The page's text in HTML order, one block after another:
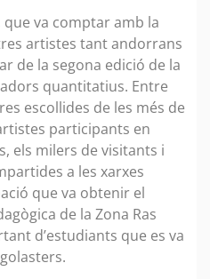
que va comptar amb la
artistes tant andorrans
de la segona edició de la
quantitatius. Entre
escollides de les més de
participants en
els milers de visitants i
a les xarxes
que va obtenir el
de la Zona Ras
d’estudiants que es va